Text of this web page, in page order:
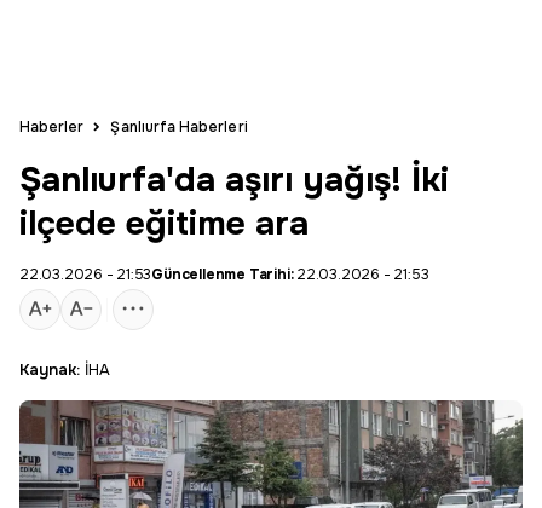
Haberler Şanlıurfa Haberleri
Şanlıurfa'da aşırı yağış! İki
ilçede eğitime ara
22.03.2026 - 21:53Güncellenme Tarihi:22.03.2026 - 21:53
Kaynak: İHA